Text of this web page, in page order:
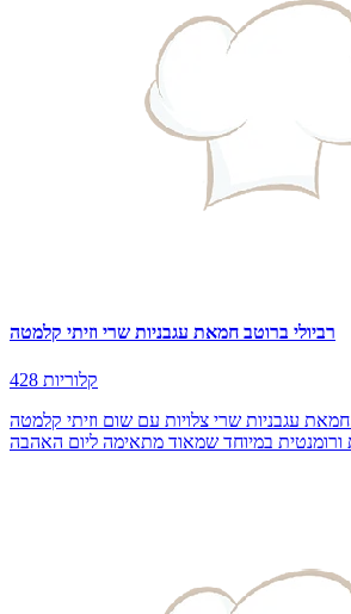
רביולי ברוטב חמאת עגבניות שרי וזיתי קלמטה
428 קלוריות
חמאת עגבניות שרי צלויות עם שום וזיתי קלמטה
ורומנטית במיוחד שמאוד מתאימה ליום האהבה